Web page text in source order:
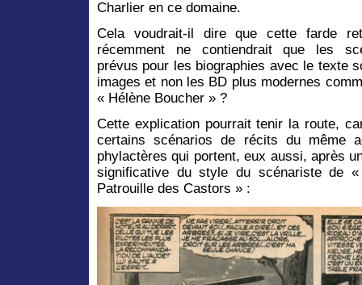
Charlier en ce domaine.
Cela voudrait-il dire que cette farde
récemment ne contiendrait que les
prévus pour les biographies avec le texte
images et non les BD plus modernes
« Hélène Boucher » ?
Cette explication pourrait tenir la route,
certains scénarios de récits du même
phylactères qui portent, eux aussi, après
significative du style du scénariste de
Patrouille des Castors » :